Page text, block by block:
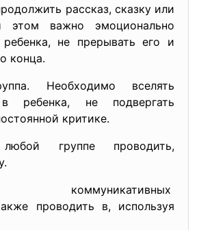
рассказ, сказку или
этом важно эмоционально
ребенка, не прерывать его и
конца.
Необходимо вселять
в ребенка, не подвергать
критике.
группе проводить,
коммуникативных
проводить в, используя